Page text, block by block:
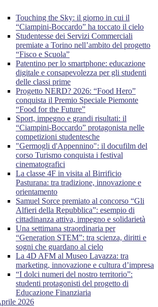
Touching the Sky: il giorno in cui il
“Ciampini-Boccardo” ha toccato il cielo
Studentesse dei Servizi Commerciali
premiate a Torino nell’ambito del progetto
“Fisco e Scuola”
Patentino per lo smartphone: educazione
digitale e consapevolezza per gli studenti
delle classi prime
Progetto NERD? 2026: “Food Hero”
conquista il Premio Speciale Piemonte
“Food for the Future”
Sport, impegno e grandi risultati: il
“Ciampini-Boccardo” protagonista nelle
competizioni studentesche
"Germogli d'Appennino": il docufilm del
corso Turismo conquista i festival
cinematografici
La classe 4F in visita al Birrificio
Pasturana: tra tradizione, innovazione e
orientamento
Samuel Sorce premiato al concorso “Gli
Alfieri della Repubblica”: esempio di
cittadinanza attiva, impegno e solidarietà
Una settimana straordinaria per
“Generation STEM”: tra scienza, diritti e
sogni che guardano al cielo
La 4D AFM al Museo Lavazza: tra
marketing, innovazione e cultura d’impresa
“I dolci numeri del nostro territorio”:
studenti protagonisti del progetto di
Educazione Finanziaria
2026